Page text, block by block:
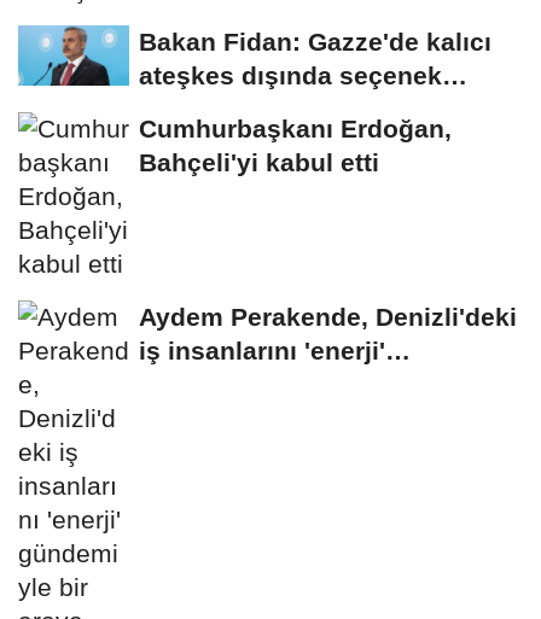
Bakan Fidan: Gazze'de kalıcı
ateşkes dışında seçenek
Cumhurbaşkanı Erdoğan,
Bahçeli'yi kabul etti
Aydem Perakende, Denizli'deki
iş insanlarını 'enerji'